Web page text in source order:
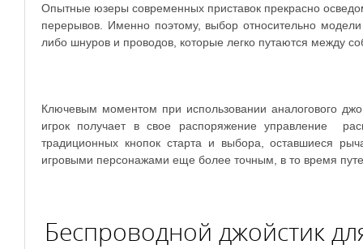
Опытные юзеры современных приставок прекрасно
перерывов. Именно поэтому, выбор относительно
либо шнуров и проводов, которые легко путаются между
Ключевым моментом при использовании аналогового
игрок получает в свое распоряжение управление
традиционных кнопок старта и выбора, оставшиеся
игровыми персонажами еще более точным, в то время
Беспроводной джойстик